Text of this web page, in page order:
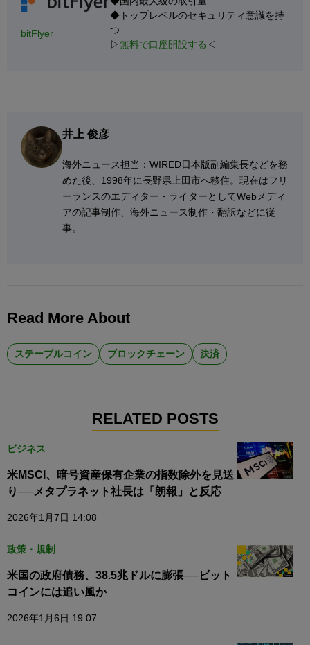
bitFlyer
◆トップレベルのセキュリティ意識を持
つ
▷無料で口座開設する ◁
井上 俊彦
海外ニュース担当：WIRED日本版副編集長などを務
めた後、1998年に長野県上田市へ移住。現在はフリ
ーランスのエディター・ライターとしてWebメディ
アの記事制作、海外ニュース制作・翻訳などに従
事。
Read More About
ステーブルコイン ブロックチェーン 決済
RELATED POSTS
ビジネス
米MSCI、暗号資産保有企業の指数除外を見送
り──メタプラネット社長は「朗報」と反応
2026年1月7日 14:08
政策・規制
米国の政府債務、38.5兆ドルに膨張──ビット
コインには追い風か
2026年1月6日 19:07